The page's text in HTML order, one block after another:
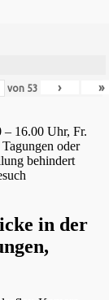
von 53 › »
– 16.00 Uhr, Fr.
oder
behindert
in der